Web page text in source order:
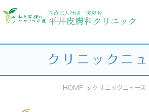
クリニックニ
HOME クリニックニュース